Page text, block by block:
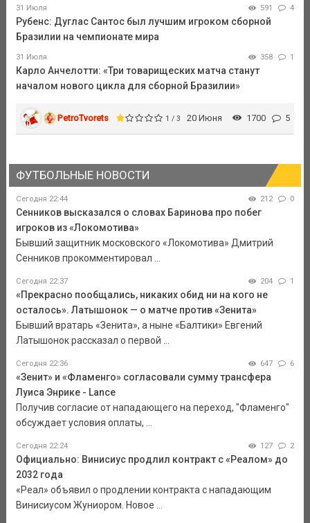
31 Июля 591 4
Рубенс: Дуглас Сантос был лучшим игроком сборной
Бразилии на чемпионате мира
31 Июля 358 1
Карло Анчелотти: «Три товарищеских матча станут
началом нового цикла для сборной Бразилии»
PetroTvorets 1 / 3 20 Июня 1700 5
ФУТБОЛЬНЫЕ НОВОСТИ
Сегодня 22:44 212 0
Сенников высказался о словах Баринова про побег
игроков из «Локомотива»
Бывший защитник московского «Локомотива» Дмитрий
Сенников прокомментировал ...
Сегодня 22:37 204 1
«Прекрасно пообщались, никаких обид ни на кого не
осталось». Латышонок — о матче против «Зенита»
Бывший вратарь «Зенита», а ныне «Балтики» Евгений
Латышонок рассказал о первой ...
Сегодня 22:36 647 6
«Зенит» и «Фламенго» согласовали сумму трансфера
Луиса Энрике - Lance
Получив согласие от нападающего на переход, "Фламенго"
обсуждает условия оплаты, ...
Сегодня 22:24 127 2
Официально: Винисиус продлил контракт с «Реалом» до
2032 года
«Реал» объявил о продлении контракта с нападающим
Винисиусом Жуниором. Новое ...